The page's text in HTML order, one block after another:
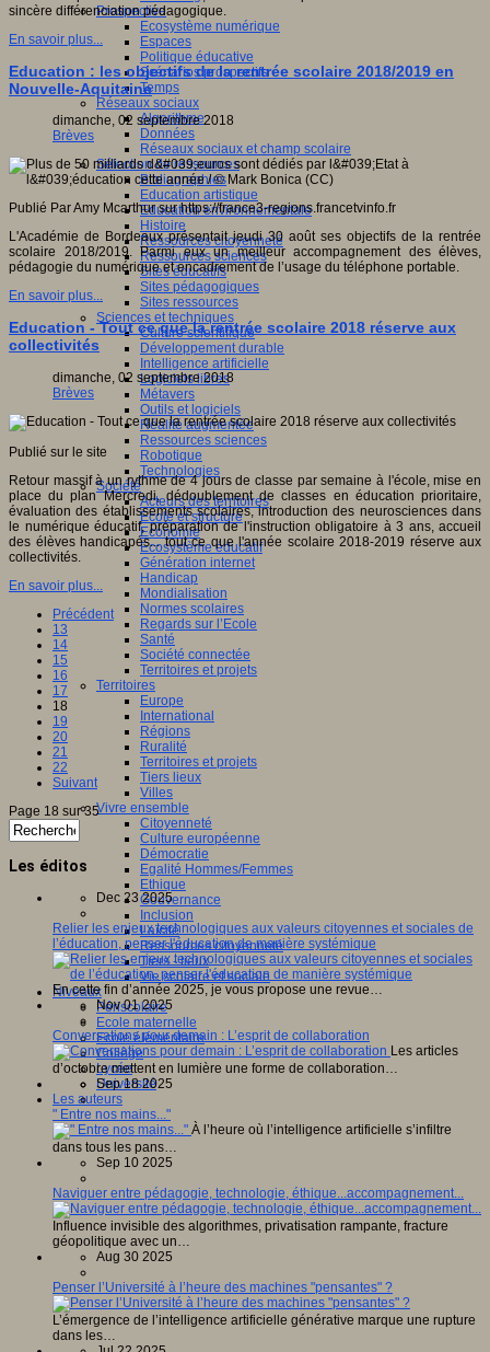
Prospective
Ecosystème numérique
Espaces
Politique éducative
Scénarios prospectifs
Temps
Réseaux sociaux
Algorithme
Données
Réseaux sociaux et champ scolaire
Sélection de ressources
Bibliographies
Education artistique
Education environnementale
Histoire
Ressources citoyenneté
Ressources sciences
Sites éducatifs
Sites pédagogiques
Sites ressources
Sciences et techniques
Culture scientifique
Développement durable
Intelligence artificielle
Logiciels libres
Métavers
Outils et logiciels
Réalité augmentée
Ressources sciences
Robotique
Technologies
Société
Acteurs des territoires
Ecole et structure
Economie
Ecosystème éducatif
Génération internet
Handicap
Mondialisation
Normes scolaires
Regards sur l’Ecole
Santé
Société connectée
Territoires et projets
Territoires
Europe
International
Régions
Ruralité
Territoires et projets
Tiers lieux
Villes
Vivre ensemble
Citoyenneté
Culture européenne
Démocratie
Egalité Hommes/Femmes
Ethique
Gouvernance
Inclusion
Laïcité
Ressources citoyenneté
Tiers - lieux
Vie scolaire et sociale
Niveaux
Périscolaire
Ecole maternelle
Ecole élémentaire
Collège
Lycée
Université
Les auteurs
sincère différenciation pédagogique.
En savoir plus...
Education : les objectifs de la rentrée scolaire 2018/2019 en
Nouvelle-Aquitaine
dimanche, 02 septembre 2018
Brèves
Publié Par Amy Mcarthur sur https://france3-regions.francetvinfo.fr
L'Académie de Bordeaux présentait jeudi 30 août ses objectifs de la rentrée
scolaire 2018/2019. Parmi eux un meilleur accompagnement des élèves,
pédagogie du numérique et encadrement de l’usage du téléphone portable.
En savoir plus...
Education - Tout ce que la rentrée scolaire 2018 réserve aux
collectivités
dimanche, 02 septembre 2018
Brèves
Publié sur le site
Retour massif à un rythme de 4 jours de classe par semaine à l'école, mise en
place du plan Mercredi, dédoublement de classes en éducation prioritaire,
évaluation des établissements scolaires, introduction des neurosciences dans
le numérique éducatif, préparation de l'instruction obligatoire à 3 ans, accueil
des élèves handicapés... tout ce que l'année scolaire 2018-2019 réserve aux
collectivités.
En savoir plus...
Précédent
13
14
15
16
17
18
19
20
21
22
Suivant
Page 18 sur 35
Les éditos
Dec 23 2025
Relier les enjeux technologiques aux valeurs citoyennes et sociales de
l’éducation, penser l'éducation de manière systémique
En cette fin d’année 2025, je vous propose une revue…
Nov 01 2025
Conversations pour demain : L’esprit de collaboration
Les articles
d’octobre mettent en lumière une forme de collaboration…
Sep 18 2025
" Entre nos mains..."
À l’heure où l’intelligence artificielle s’infiltre
dans tous les pans…
Sep 10 2025
Naviguer entre pédagogie, technologie, éthique...accompagnement...
Influence invisible des algorithmes, privatisation rampante, fracture
géopolitique avec un…
Aug 30 2025
Penser l’Université à l’heure des machines "pensantes" ?
L’émergence de l’intelligence artificielle générative marque une rupture
dans les…